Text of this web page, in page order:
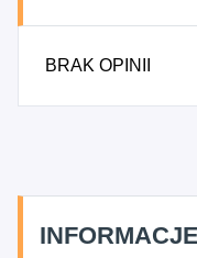
Sprzedaż
detaliczna mięsa i
wyrobów
w
BRAK OPINII
INFORMACJE